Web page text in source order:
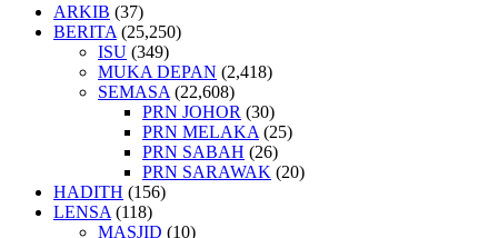
ARKIB (37)
BERITA (25,250)
ISU (349)
MUKA DEPAN (2,418)
SEMASA (22,608)
PRN JOHOR (30)
PRN MELAKA (25)
PRN SABAH (26)
PRN SARAWAK (20)
HADITH (156)
LENSA (118)
MASJID (10)